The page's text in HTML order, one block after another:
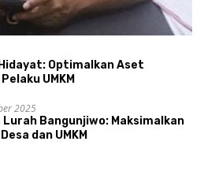
Optimalkan Aset
UMKM
2025
Lurah Bangunjiwo: Maksimalkan
dan UMKM